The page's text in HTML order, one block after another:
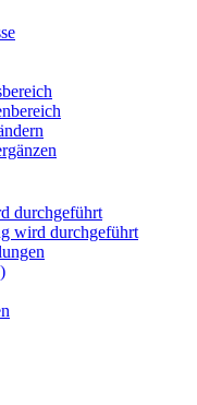
durchgeführt
wird durchgeführt